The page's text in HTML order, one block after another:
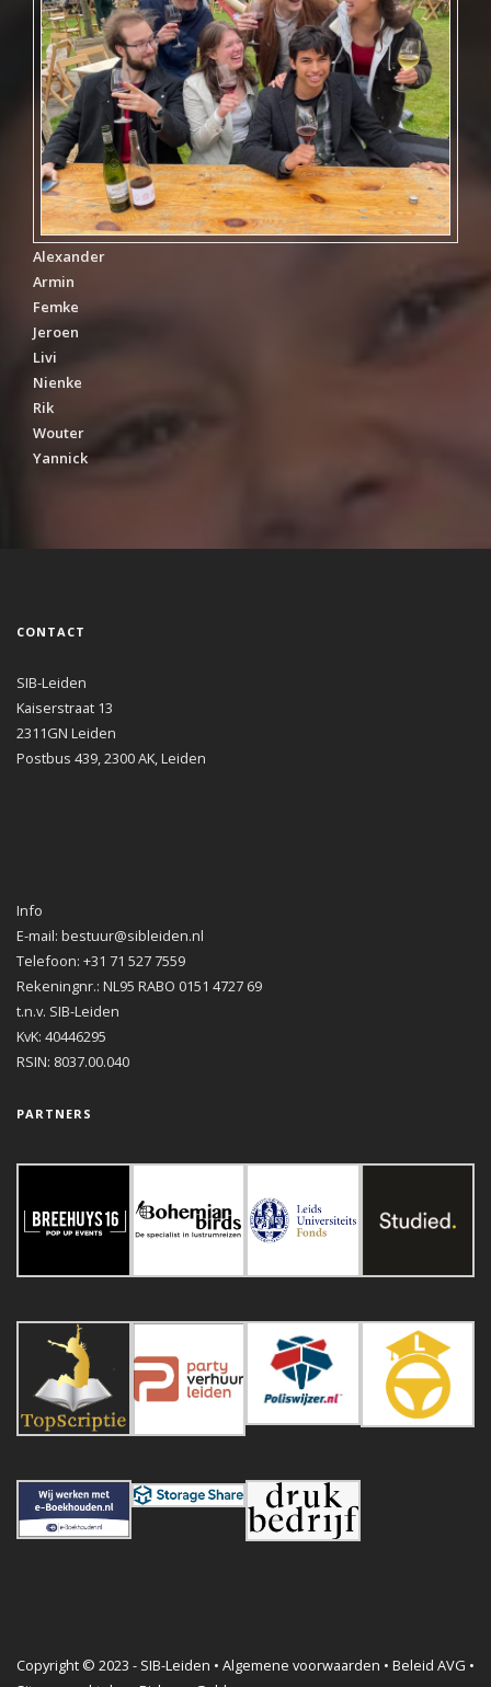
Alexander
Armin
Femke
Jeroen
Livi
Nienke
Rik
Wouter
Yannick
CONTACT
SIB-Leiden
Kaiserstraat 13
2311GN Leiden
Postbus 439, 2300 AK, Leiden
Info
E-mail: bestuur@sibleiden.nl
Telefoon: +31 71 527 7559
Rekeningnr.: NL95 RABO 0151 4727 69
t.n.v. SIB-Leiden
KvK: 40446295
RSIN: 8037.00.040
PARTNERS
Copyright © 2023 - SIB-Leiden • Algemene voorwaarden • Beleid AVG •